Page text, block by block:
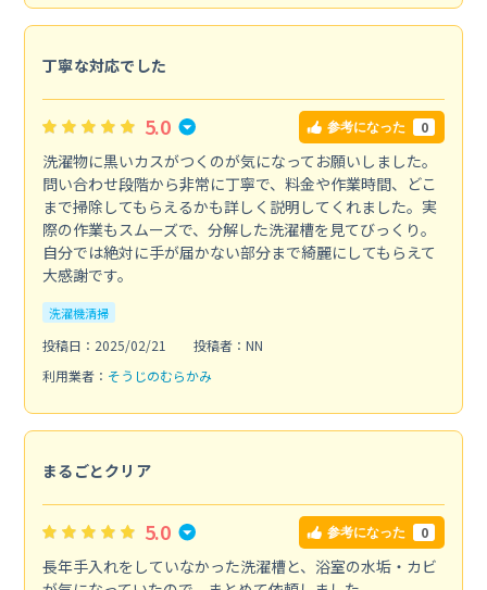
丁寧な対応でした
5.0 参考になった 0
洗濯物に黒いカスがつくのが気になってお願いしました。
問い合わせ段階から非常に丁寧で、料金や作業時間、どこ
まで掃除してもらえるかも詳しく説明してくれました。実
際の作業もスムーズで、分解した洗濯槽を見てびっくり。
自分では絶対に手が届かない部分まで綺麗にしてもらえて
大感謝です。
洗濯機清掃
投稿日：2025/02/21
投稿者：NN
利用業者： そうじのむらかみ
まるごとクリア
5.0 参考になった 0
長年手入れをしていなかった洗濯槽と、浴室の水垢・カビ